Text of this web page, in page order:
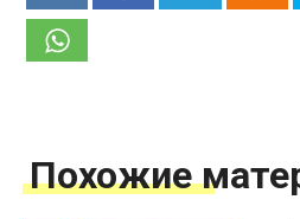
Похожие